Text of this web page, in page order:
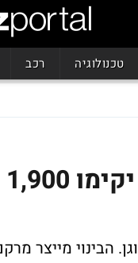
טכנולוגיה רכב